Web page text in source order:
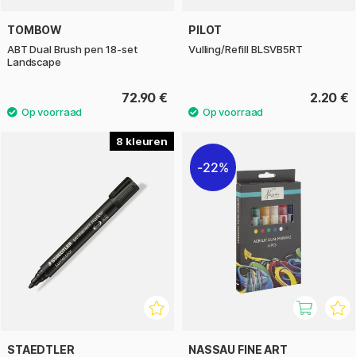
TOMBOW
ABT Dual Brush pen 18-set
Landscape
72.90 €
PILOT
Vulling/Refill BLSVB5RT
2.20 €
8
STAEDTLER
22%
NASSAU FINE ART